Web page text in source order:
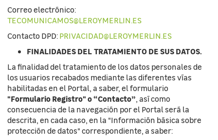
Correo electrónico:
TECOMUNICAMOS@LEROYMERLIN.ES
Contacto DPD:PRIVACIDAD@LEROYMERLIN.ES
FINALIDADES DEL TRATAMIENTO DE SUS DATOS.
La finalidad del tratamiento de los datos personales de
los usuarios recabados mediante las diferentes vías
habilitadas en el Portal, a saber, el formulario
"Formulario Registro" o “Contacto”, así como
consecuencia de la navegación por el Portal será la
descrita, en cada caso, en la "Información básica sobre
protección de datos" correspondiente, a saber: